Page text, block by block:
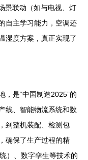
景联动（如与电视、灯
自主学习能力，空调还
湿度方案，真正实现了
，是“中国制造2025”的
线、智能物流系统和数
到整机装配、检测包
确保了生产过程的精
）、数字孪生等技术的